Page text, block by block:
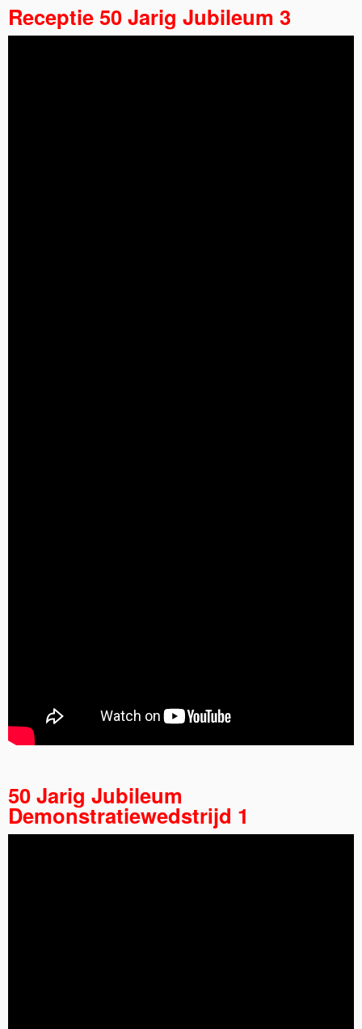
Receptie 50 Jarig Jubileum 3
50 Jarig Jubileum
Demonstratiewedstrijd 1